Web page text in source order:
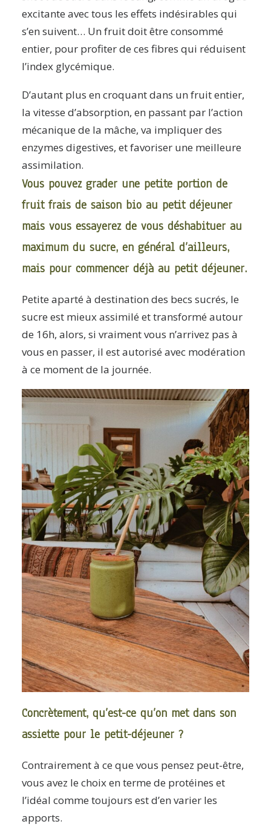
excitante avec tous les effets indésirables qui
s’en suivent… Un fruit doit être consommé
entier, pour profiter de ces fibres qui réduisent
l’index glycémique.
D’autant plus en croquant dans un fruit entier,
la vitesse d’absorption, en passant par l’action
mécanique de la mâche, va impliquer des
enzymes digestives, et favoriser une meilleure
assimilation.
Vous pouvez grader une petite portion de
fruit frais de saison bio au petit déjeuner
mais vous essayerez de vous déshabituer au
maximum du sucre, en général d’ailleurs,
mais pour commencer déjà au petit déjeuner.
Petite aparté à destination des becs sucrés, le
sucre est mieux assimilé et transformé autour
de 16h, alors, si vraiment vous n’arrivez pas à
vous en passer, il est autorisé avec modération
à ce moment de la journée.
Concrètement, qu’est-ce qu’on met dans son
assiette pour le petit-déjeuner ?
Contrairement à ce que vous pensez peut-être,
vous avez le choix en terme de protéines et
l’idéal comme toujours est d’en varier les
apports.